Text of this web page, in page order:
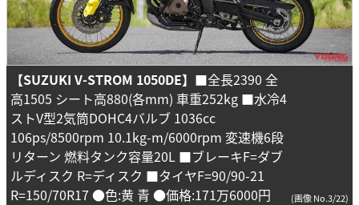
【SUZUKI V-STROM 1050DE】 ■全長2390 全
高1505 シート高880(各mm) 車重252kg ■水冷4
ストV型2気筒DOHC4バルブ 1036cc
106ps/8500rpm 10.1kg-m/6000rpm 変速機6段
リターン 燃料タンク容量20L ■ブレーキF=ダブ
ルディスク R=ディスク ■タイヤF=90/90-21
R=150/70R17 ●色:黄 青 ●価格:171万6000円
(画像 No.3/22)